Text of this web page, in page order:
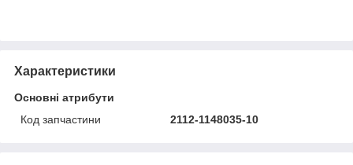
Характеристики
Основні атрибути
Код запчастини
2112-1148035-10